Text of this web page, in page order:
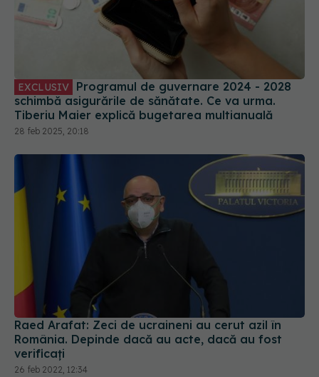
EXCLUSIV
schimbă asigurările de sănătate. Ce va urma.
Tiberiu Maier explică bugetarea multianuală
28 feb 2025, 20:18
Raed Arafat: Zeci de ucraineni au cerut azil în
România. Depinde dacă au acte, dacă au fost
verificați
26 feb 2022, 12:34